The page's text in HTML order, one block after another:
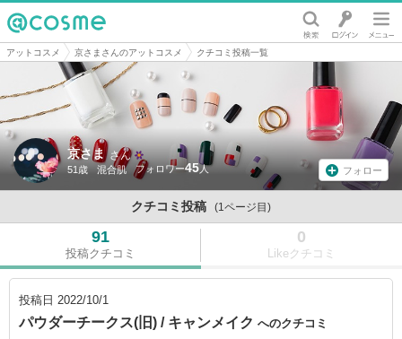
@cosme
アットコスメ 京さまさんのアットコスメ クチコミ投稿一覧
京さま さん
51歳 混合肌 45 フォロー
クチコミ投稿 (1ページ目)
91
投稿クチコミ
0
Likeクチコミ
投稿日 2022/10/1
パウダーチークス(旧) / キャンメイク へのクチコミ